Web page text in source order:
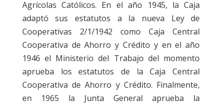
Agrícolas Católicos. En el año 1945, la Caja
adaptó sus estatutos a la nueva Ley de
Cooperativas 2/1/1942 como Caja Central
Cooperativa de Ahorro y Crédito y en el año
1946 el Ministerio del Trabajo del momento
aprueba los estatutos de la Caja Central
Cooperativa de Ahorro y Crédito. Finalmente,
en 1965 la Junta General aprueba la